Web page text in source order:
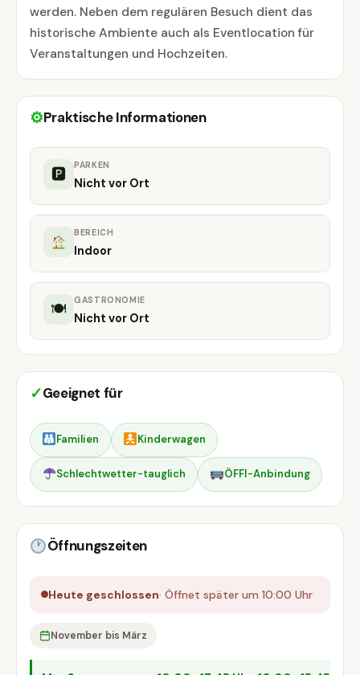
werden. Neben dem regulären Besuch dient das
historische Ambiente auch als Eventlocation für
Veranstaltungen und Hochzeiten.
⚙Praktische Informationen
🅿 PARKEN
Nicht vor Ort
BEREICH
Indoor
🍽 GASTRONOMIE
Nicht vor Ort
✓Geeignet für
Familien Kinderwagen
Schlechtwetter-tauglich ÖFFI-Anbindung
Öffnungszeiten
Heute geschlossen· Öffnet später um 10:00 Uhr
November bis März